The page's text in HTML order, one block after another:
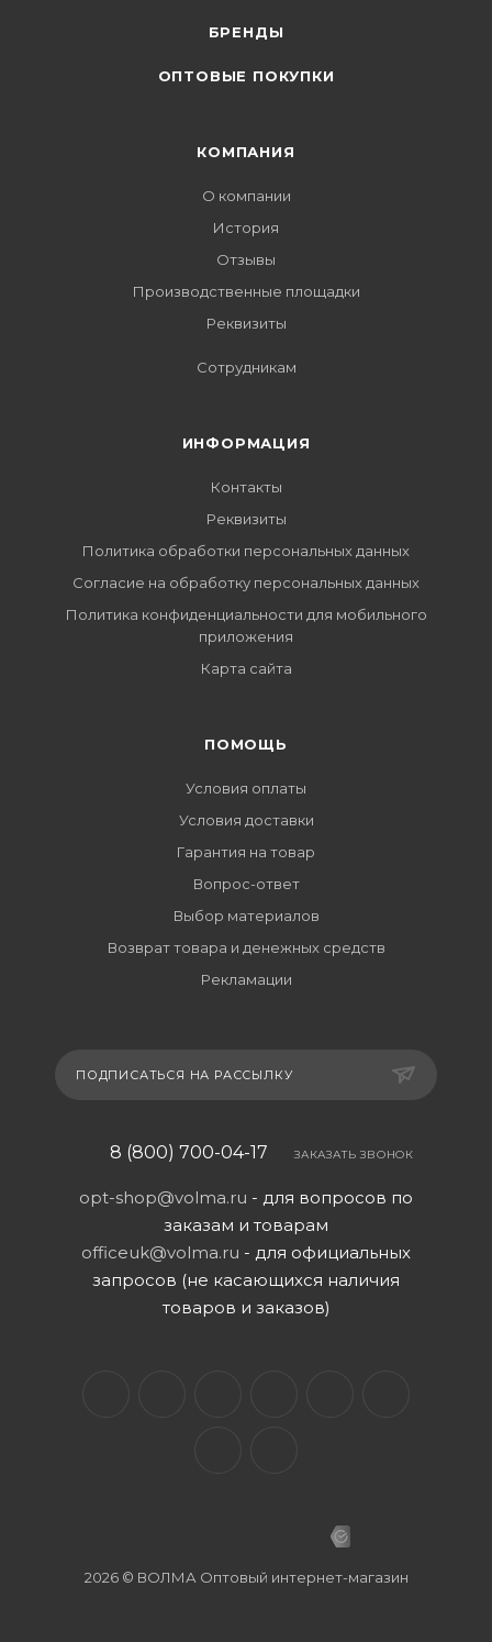
БРЕНДЫ
ОПТОВЫЕ ПОКУПКИ
КОМПАНИЯ
О компании
История
Отзывы
Производственные площадки
Реквизиты
Сотрудникам
ИНФОРМАЦИЯ
Контакты
Реквизиты
Политика обработки персональных данных
Согласие на обработку персональных данных
Политика конфиденциальности для мобильного
приложения
Карта сайта
ПОМОЩЬ
Условия оплаты
Условия доставки
Гарантия на товар
Вопрос-ответ
Выбор материалов
Возврат товара и денежных средств
Рекламации
ПОДПИСАТЬСЯ НА РАССЫЛКУ
8 (800) 700-04-17 ЗАКАЗАТЬ ЗВОНОК
opt-shop@volma.ru - для вопросов по
заказам и товарам
officeuk@volma.ru - для официальных
запросов (не касающихся наличия
товаров и заказов)
2026 © ВОЛМА Оптовый интернет-магазин